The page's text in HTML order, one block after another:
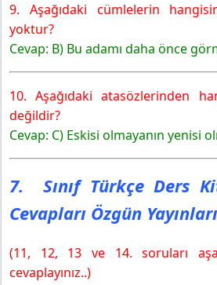
9. Aşağıdaki cümlelerin
yoktur?
Cevap: B) Bu adamı daha önce
10. Aşağıdaki atasözlerinden
değildir?
Cevap: C) Eskisi olmayanın yenisi
7. Sınıf Türkçe Ders
Cevapları Özgün Yayınları
(11, 12, 13 ve 14. soruları
cevaplayınız..)